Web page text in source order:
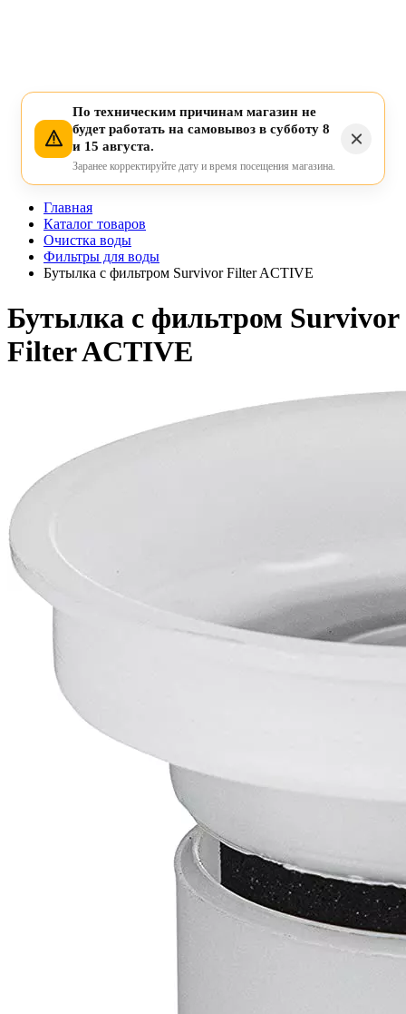
По техническим причинам магазин не
будет работать на самовывоз в субботу 8
и 15 августа.
Заранее корректируйте дату и время посещения магазина.
Главная
Каталог товаров
Очистка воды
Фильтры для воды
Бутылка с фильтром Survivor Filter ACTIVE
Бутылка с фильтром Survivor
Filter ACTIVE